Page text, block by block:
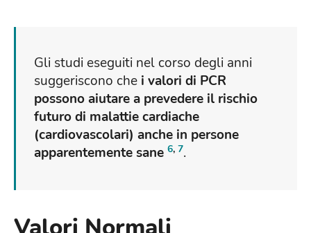
Gli studi eseguiti nel corso degli anni
suggeriscono che i valori di PCR
possono aiutare a prevedere il rischio
futuro di malattie cardiache
(cardiovascolari) anche in persone
apparentemente sane 6, 7.